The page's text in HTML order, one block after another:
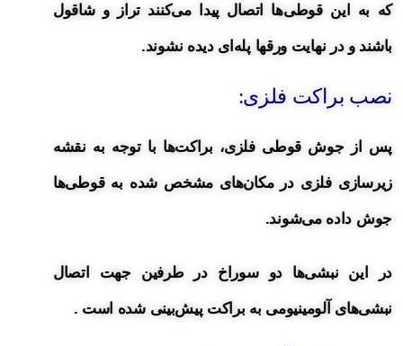
که به این قوطی‌ها اتصال پیدا می‌کنند تراز و شاقول
باشند و در نهایت ورقها پله‌ای دیده نشوند.
نصب براکت فلزی:
پس از جوش قوطی فلزی، براکت‌ها با توجه به نقشه
زیرسازی فلزی در مکان‌های مشخص شده به قوطی‌ها
جوش داده می‌شوند.
در این نبشی‌ها دو سوراخ در طرفین جهت اتصال
نبشی‌های آلومینیومی به براکت پیش‌بینی شده است .